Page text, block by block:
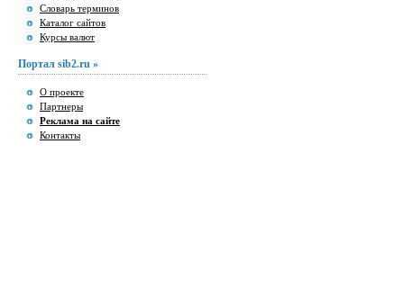
Словарь терминов
Каталог сайтов
Курсы валют
Портал sib2.ru »
О проекте
Партнеры
Реклама на сайте
Контакты